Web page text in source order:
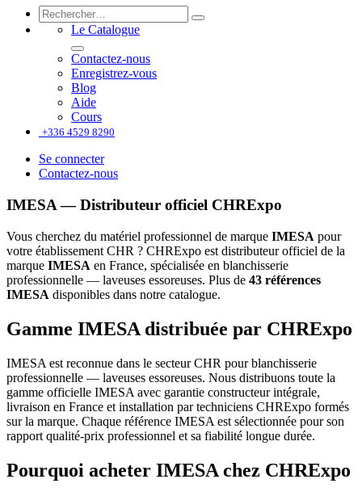
Le Catalogue
Contactez-nous
Enregistrez-vous
Blog
Aide
Cours
+336 4529 8290
Se connecter
Contactez-nous
IMESA — Distributeur officiel CHRExpo
Vous cherchez du matériel professionnel de marque IMESA pour
votre établissement CHR ? CHRExpo est distributeur officiel de la
marque IMESA en France, spécialisée en blanchisserie
professionnelle — laveuses essoreuses. Plus de 43 références
IMESA disponibles dans notre catalogue.
Gamme IMESA distribuée par CHRExpo
IMESA est reconnue dans le secteur CHR pour blanchisserie
professionnelle — laveuses essoreuses. Nous distribuons toute la
gamme officielle IMESA avec garantie constructeur intégrale,
livraison en France et installation par techniciens CHRExpo formés
sur la marque. Chaque référence IMESA est sélectionnée pour son
rapport qualité-prix professionnel et sa fiabilité longue durée.
Pourquoi acheter IMESA chez CHRExpo